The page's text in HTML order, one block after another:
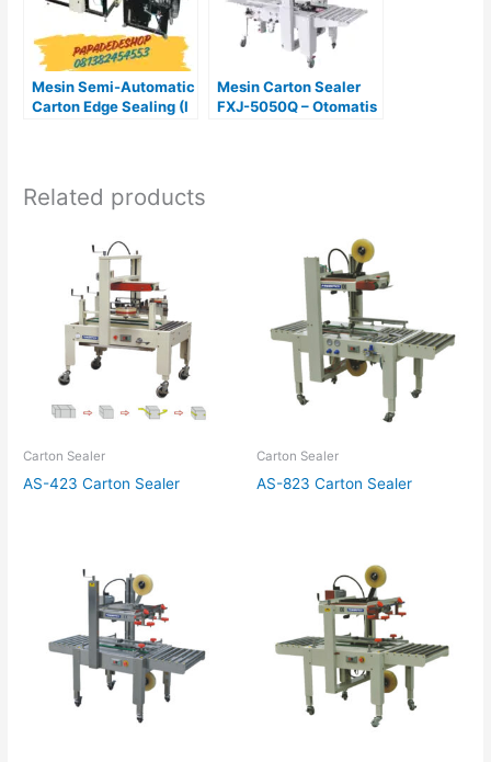
Mesin Semi-Automatic
Carton Edge Sealing (I
Mesin Carton Sealer
FXJ-5050Q – Otomatis
Related products
Carton Sealer
AS-423 Carton Sealer
Carton Sealer
AS-823 Carton Sealer